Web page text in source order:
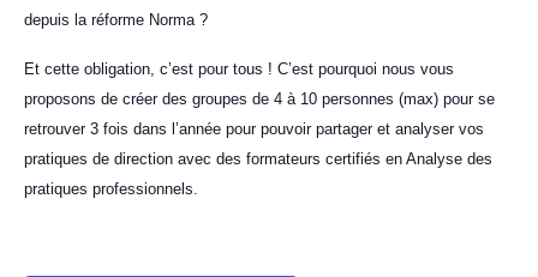
depuis la réforme Norma ?
Et cette obligation, c’est pour tous ! C’est pourquoi nous vous
proposons de créer des groupes de 4 à 10 personnes (max) pour se
retrouver 3 fois dans l’année pour pouvoir partager et analyser vos
pratiques de direction avec des formateurs certifiés en Analyse des
pratiques professionnels.